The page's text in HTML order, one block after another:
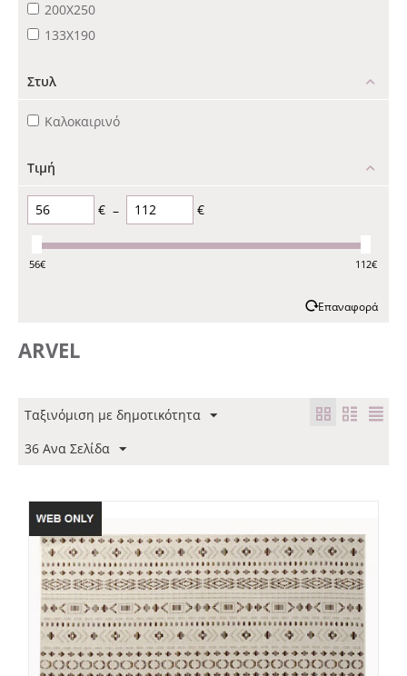
200X250
133Χ190
Στυλ
Καλοκαιρινό
Τιμή
€ – €
56€ 112€
Επαναφορά
ARVEL
Ταξινόμιση με δημοτικότητα
36 Ανα Σελίδα